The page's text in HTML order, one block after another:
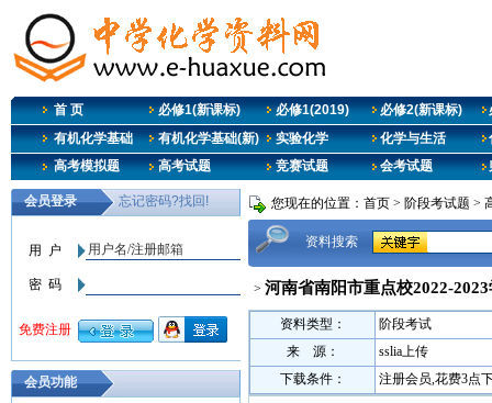
首 页 必修1(新课标) 必修1(2019) 必修2(新课标)
有机化学基础
有机化学基础(新) 实验化学 化学与生活
高考模拟题
高考试题 竞赛试题 会考试题
会员功能
您现在的位置： 首页 > 阶段考试题 >
资料搜索
> 河南省南阳市重点校2022-
资料类型：
阶段考试
来 源：
sslia上传
下载条件：
注册会员,花费3点